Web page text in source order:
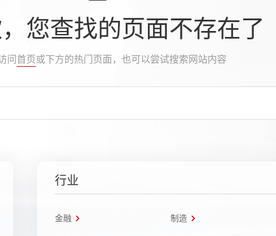
您查找的页面不存在了
问 首页或下方的热门页面，也可以尝试搜索网站内容
行业
金融 制造